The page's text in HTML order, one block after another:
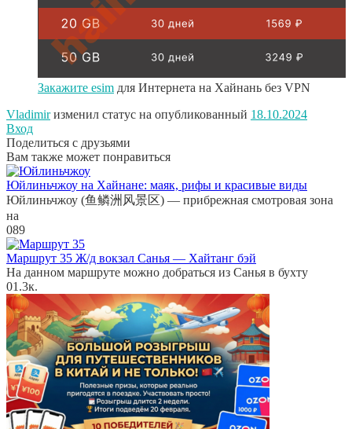
Закажите esim для Интернета на Хайнань без VPN
Vladimirизменил статус на опубликованный 18.10.2024
Вход
Поделиться с друзьями
Вам также может понравиться
Юйлиньчжоу на Хайнане: маяк, рифы и красивые виды
Юйлиньчжоу (鱼鳞洲风景区) — прибрежная смотровая зона
на
089
Маршрут 35 Ж/д вокзал Санья — Хайтанг бэй
На данном маршруте можно добраться из Санья в бухту
01.3к.